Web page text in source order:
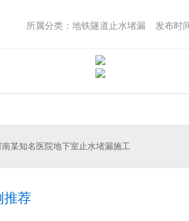
所属分类：地铁隧道止水堵漏 发布时
南某知名医院地下室止水堵漏施工
推荐